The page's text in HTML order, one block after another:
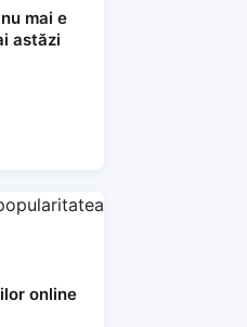
mai e
astăzi
online